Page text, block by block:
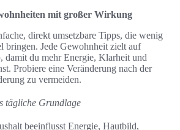
mit großer Wirkung
direkt umsetzbare Tipps, die wenig
bringen. Jede Gewohnheit zielt auf
damit du mehr Energie, Klarheit und
Probiere eine Veränderung nach der
zu vermeiden.
tägliche Grundlage
beeinflusst Energie, Hautbild,